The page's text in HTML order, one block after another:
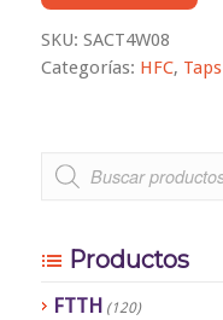
SKU: SACT4W08
Categorías: HFC, Taps
Productos
FTTH (120)